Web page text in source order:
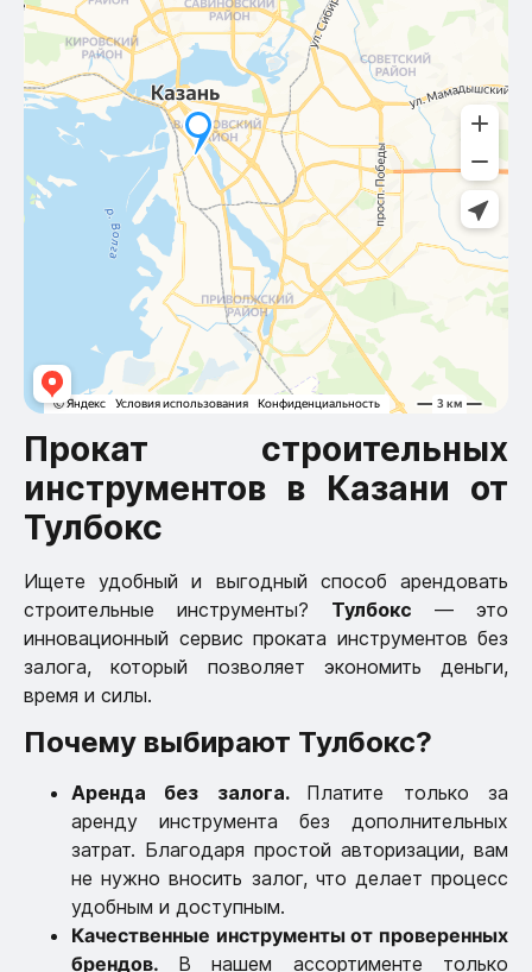
Прокат строительных
инструментов в Казани от
Тулбокс
Ищете удобный и выгодный способ арендовать
строительные инструменты? Тулбокс — это
инновационный сервис проката инструментов без
залога, который позволяет экономить деньги,
время и силы.
Почему выбирают Тулбокс?
Аренда без залога. Платите только за
аренду инструмента без дополнительных
затрат. Благодаря простой авторизации, вам
не нужно вносить залог, что делает процесс
удобным и доступным.
Качественные инструменты от проверенных
брендов. В нашем ассортименте только